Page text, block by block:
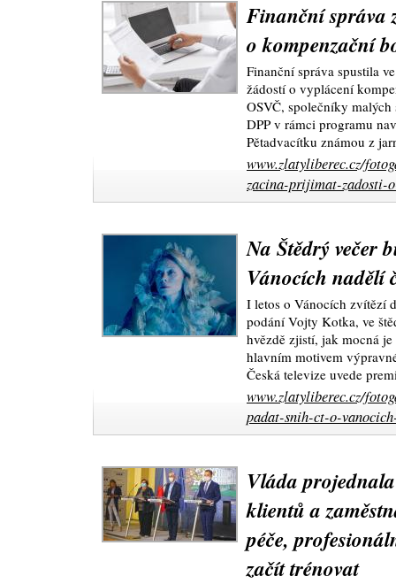
Finanční správa
o kompenzační
Finanční správa spustila
žádostí o vyplácení
OSVČ, společníky
DPP v rámci programu
Pětadvacítku známou z
www.zlatyliberec.cz/
zacina-prijimat-zadosti-
Na Štědrý večer
Vánocích nadělí
I letos o Vánocích zvítězí
podání Vojty Kotka, ve
hvězdě zjistí, jak mocná je
hlavním motivem
Česká televize uvede
www.zlatyliberec.cz/
padat-snih-ct-o-
Vláda
klientů a
péče,
začít trénovat